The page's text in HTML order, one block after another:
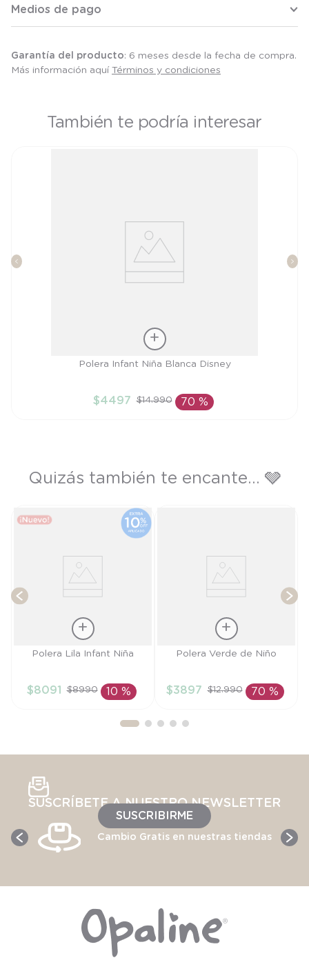
Medios de pago
Garantía del producto: 6 meses desde la fecha de compra.
Más información aquí Términos y condiciones
También te podría interesar
AÑADIR AL CARRITO
Polera Infant Niña Blanca Disney
$4497 $14.990 70 %
Quizás también te encante... 🩶
Talla
AÑADIR AL
Polera Lila Infant Niña
$8091 $8990 10 %
Talla
AÑADIR AL
Polera Verde de Niño
$3897 $12.990 70 %
SUSCRÍBETE A NUESTRO NEWSLETTER
SUSCRIBIRME
Cambio Gratis en nuestras tiendas